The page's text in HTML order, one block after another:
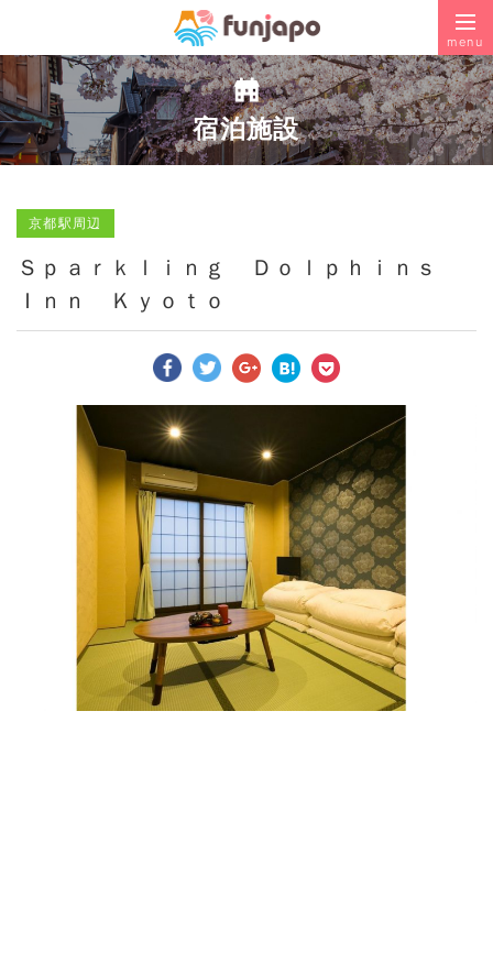
menu
宿泊施設
京都駅周辺
Ｓｐａｒｋｌｉｎｇ Ｄｏｌｐｈｉｎｓ
Ｉｎｎ Ｋｙｏｔｏ